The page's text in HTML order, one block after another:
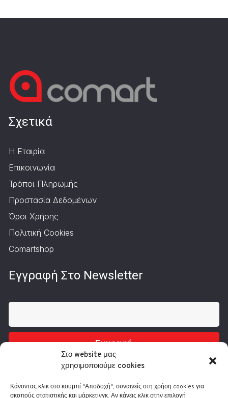
Στο website μας
χρησιμοποιούμε cookies
Κάνοντας κλικ στο κουμπί "Αποδοχή", συναινείς στη χρήση cookies για
σκοπούς στατιστικής και μάρκετινγκ. Αν κάνεις κλικ στην επιλογή
Σχετικά
Η Εταιρία
Επικοινωνία
Τρόποι Πληρωμής
Προστασία Δεδομένων
Όροι Χρήσης
Πολιτική Cookies
Comartshop
Εγγραφή Στο Newsletter
Εγγραφή